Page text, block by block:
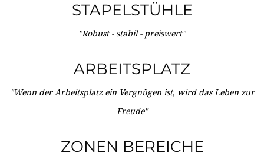
STAPELSTÜHLE
"Robust - stabil - preiswert"
ARBEITSPLATZ
"Wenn der Arbeitsplatz ein Vergnügen ist, wird das Leben zur
Freude"
ZONEN BEREICHE